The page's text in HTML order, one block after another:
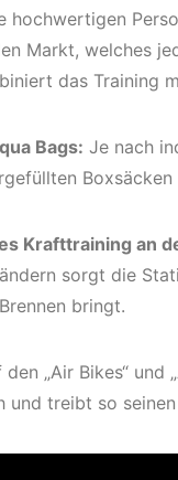
hochwertigen
Markt, welches
das Training
Bags: Je nach
Krafttraining an
sorgt die
bringt.
den „Air Bikes“ und
und treibt so